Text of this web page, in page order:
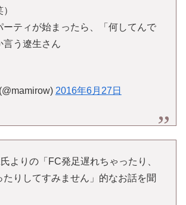
ーティが始まったら、「何してんで
う遼生さん
2016年6月27日
よりの「FC発足遅れちゃったり、
たりしてすみません」的なお話を聞